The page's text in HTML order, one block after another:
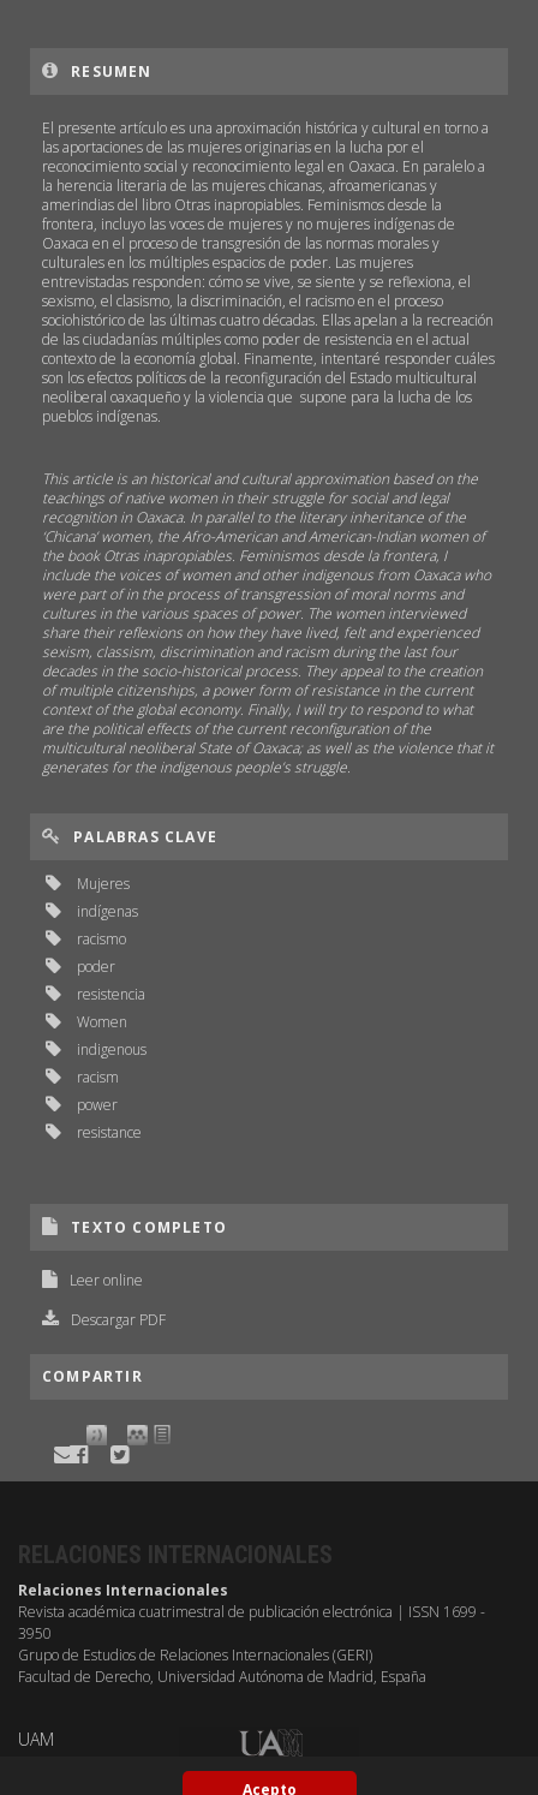
Acepto
RESUMEN
El presente artículo es una aproximación histórica y cultural en torno a
las aportaciones de las mujeres originarias en la lucha por el
reconocimiento social y reconocimiento legal en Oaxaca. En paralelo a
la herencia literaria de las mujeres chicanas, afroamericanas y
amerindias del libro Otras inapropiables. Feminismos desde la
frontera, incluyo las voces de mujeres y no mujeres indígenas de
Oaxaca en el proceso de transgresión de las normas morales y
culturales en los múltiples espacios de poder. Las mujeres
entrevistadas responden: cómo se vive, se siente y se reflexiona, el
sexismo, el clasismo, la discriminación, el racismo en el proceso
sociohistórico de las últimas cuatro décadas. Ellas apelan a la recreación
de las ciudadanías múltiples como poder de resistencia en el actual
contexto de la economía global. Finamente, intentaré responder cuáles
son los efectos políticos de la reconfiguración del Estado multicultural
neoliberal oaxaqueño y la violencia que supone para la lucha de los
pueblos indígenas.
This article is an historical and cultural approximation based on the
teachings of native women in their struggle for social and legal
recognition in Oaxaca. In parallel to the literary inheritance of the
‘Chicana’ women, the Afro-American and American-Indian women of
the book Otras inapropiables. Feminismos desde la frontera, I
include the voices of women and other indigenous from Oaxaca who
were part of in the process of transgression of moral norms and
cultures in the various spaces of power. The women interviewed
share their reflexions on how they have lived, felt and experienced
sexism, classism, discrimination and racism during the last four
decades in the socio-historical process. They appeal to the creation
of multiple citizenships, a power form of resistance in the current
context of the global economy. Finally, I will try to respond to what
are the political effects of the current reconfiguration of the
multicultural neoliberal State of Oaxaca; as well as the violence that it
generates for the indigenous people’s struggle.
PALABRAS CLAVE
Mujeres
indígenas
racismo
poder
resistencia
Women
indigenous
racism
power
resistance
TEXTO COMPLETO
Leer online
Descargar PDF
COMPARTIR
RELACIONES INTERNACIONALES
Relaciones Internacionales
Revista académica cuatrimestral de publicación electrónica | ISSN 1699 -
3950
Grupo de Estudios de Relaciones Internacionales (GERI)
Facultad de Derecho, Universidad Autónoma de Madrid, España
UAM